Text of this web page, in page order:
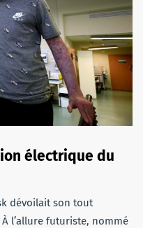
électrique du
dévoilait son tout
l’allure futuriste, nommé